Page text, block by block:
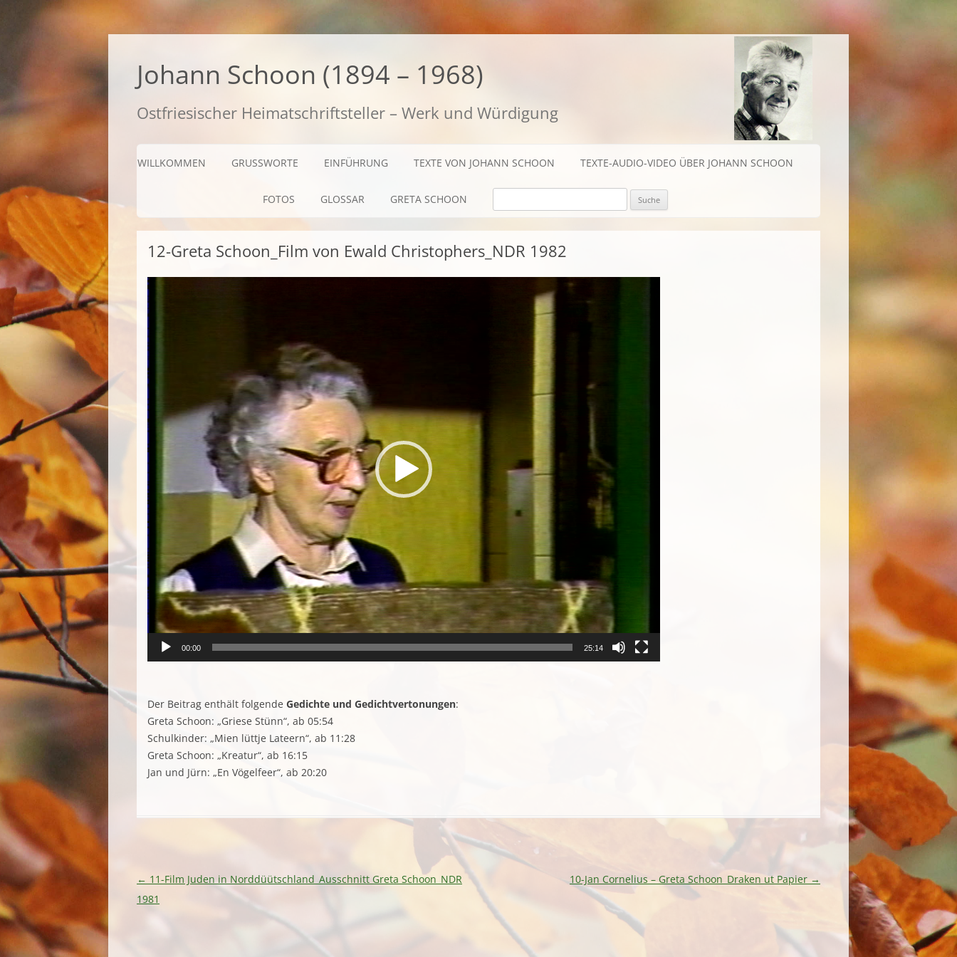
Zum
Johann Schoon (1894 – 1968)
Ostfriesischer Heimatschriftsteller – Werk und Würdigung
WILLKOMMEN GRUSSWORTE EINFÜHRUNG TEXTE VON JOHANN SCHOON TEXTE-AUDIO-VIDEO ÜBER JOHANN SCHOON
FOTOS GLOSSAR GRETA SCHOON
BIOGRAFISCHES
TEXTE
SUCHE NACH:
12-Greta Schoon_Film von Ewald Christophers_NDR 1982
Video-
Player
00:00 25:14
Der Beitrag enthält folgende Gedichte und Gedichtvertonungen:
Greta Schoon: „Griese Stünn“, ab 05:54
Schulkinder: „Mien lüttje Lateern“, ab 11:28
Greta Schoon: „Kreatur“, ab 16:15
Jan und Jürn: „En Vögelfeer“, ab 20:20
Beitragsnavigation
← 11-Film Juden in Norddüütschland_Ausschnitt Greta Schoon_NDR
1981
10-Jan Cornelius – Greta Schoon_Draken ut Papier →